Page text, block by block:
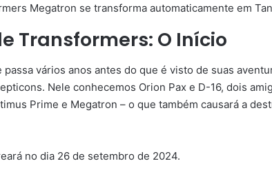
Transformers: O Início
passa vários anos antes do que é visto de suas
Nele conhecemos Orion Pax e D-16, dois
Prime e Megatron – o que também causará a
no dia 26 de setembro de 2024.